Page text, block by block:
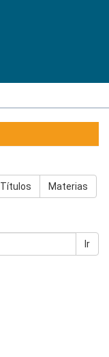
Títulos Materias
Ir